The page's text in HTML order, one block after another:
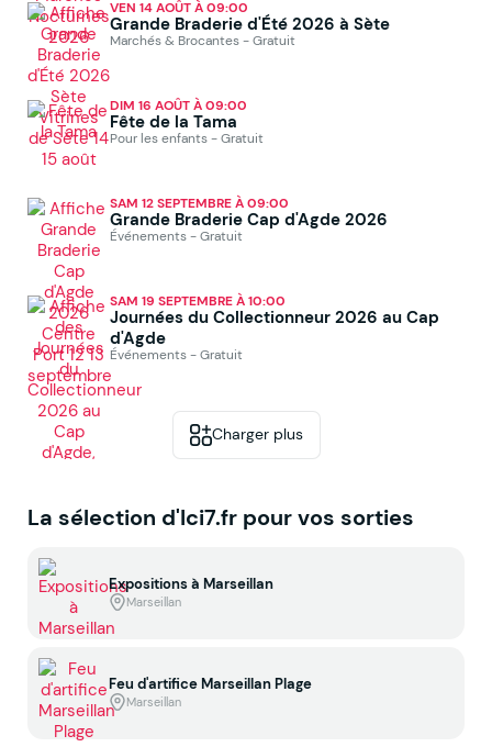
VEN 14 AOÛT À 09:00
Grande Braderie d'Été 2026 à Sète
Marchés & Brocantes - Gratuit
DIM 16 AOÛT À 09:00
Fête de la Tama
Pour les enfants - Gratuit
SAM 12 SEPTEMBRE À 09:00
Grande Braderie Cap d'Agde 2026
Événements - Gratuit
SAM 19 SEPTEMBRE À 10:00
Journées du Collectionneur 2026 au Cap
d'Agde
Événements - Gratuit
Charger plus
La sélection d'Ici7.fr pour vos sorties
Expositions à Marseillan
Marseillan
Feu d'artifice Marseillan Plage
Marseillan